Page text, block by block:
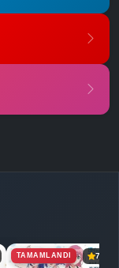
TAMAMLANDI 7.3